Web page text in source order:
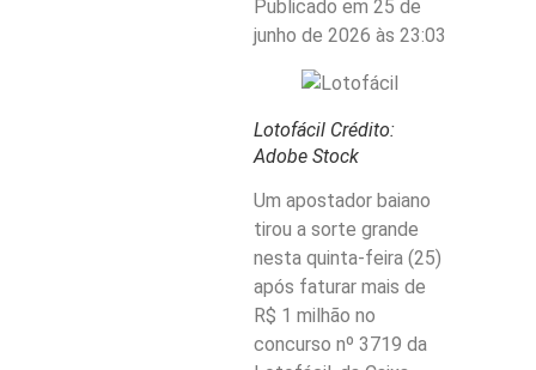
Publicado em 25 de
junho de 2026 às 23:03
Lotofácil Crédito:
Adobe Stock
Um apostador baiano
tirou a sorte grande
nesta quinta-feira (25)
após faturar mais de
R$ 1 milhão no
concurso nº 3719 da